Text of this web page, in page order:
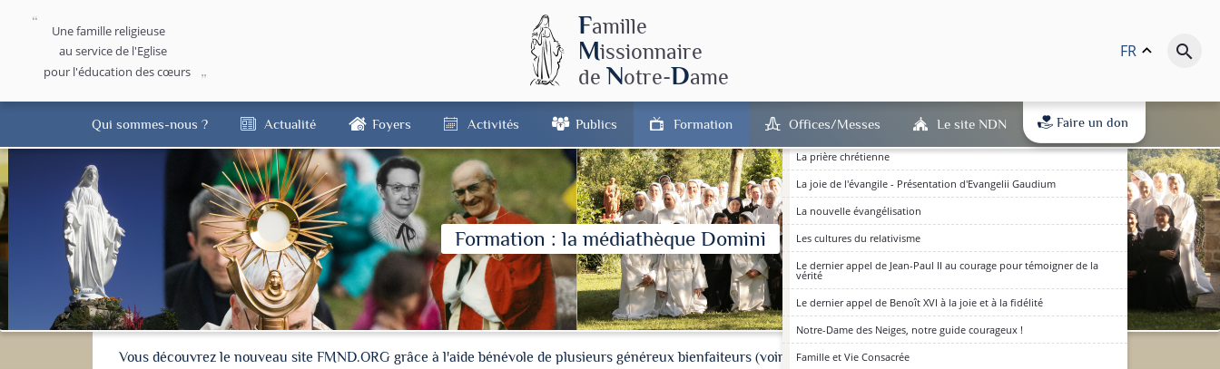
Une famille religieuse
au service de l'Eglise
pour l'éducation des cœurs
Famille
Missionnaire
de Notre-Dame
FR keyboard_arrow_up search
Qui sommes-nous ? Actualité Foyers Activités Publics Formation Offices/Messes Le site NDN Faire un don
Formation : la médiathèque Domini
Vous découvrez le nouveau site FMND.ORG grâce à l'aide bénévole de plusieurs généreux bienfaiteurs (voir les crédits en bas de page) : qu'ils
Le Cœur de Jésus, source de la vie et de la mission des apôtres de
l'Amour
La prière chrétienne
La joie de l'évangile - Présentation d'Evangelii Gaudium
La nouvelle évangélisation
Les cultures du relativisme
Le dernier appel de Jean-Paul II au courage pour témoigner de la
vérité
Le dernier appel de Benoît XVI à la joie et à la fidélité
Notre-Dame des Neiges, notre guide courageux !
Famille et Vie Consacrée